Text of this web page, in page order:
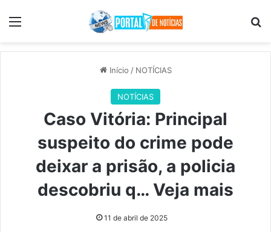
Menu
Início / NOTÍCIAS
NOTÍCIAS
Caso Vitória: Principal
suspeito do crime pode
deixar a prisão, a policia
descobriu q… Veja mais
11 de abril de 2025